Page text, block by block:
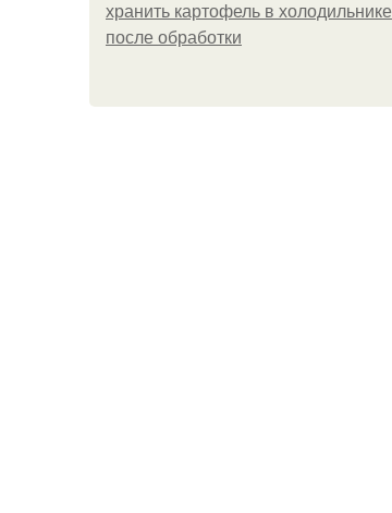
хранить картофель в холодильнике
после обработки